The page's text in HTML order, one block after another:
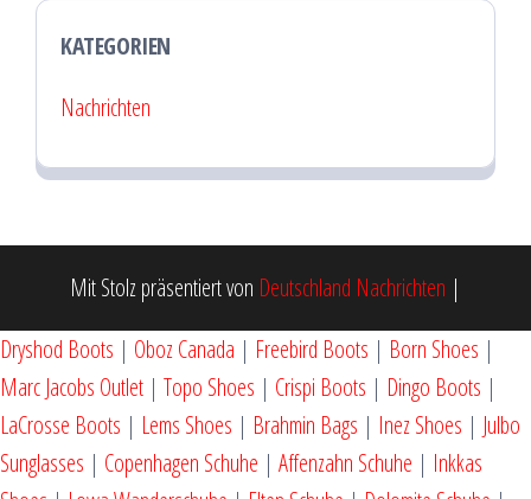
KATEGORIEN
Nachrichten
Mit Stolz präsentiert von Deutschland Nachrichten |
Dryshod Boots | Oboz Canada | Freebird Boots | Born Shoes |
Marc Jacobs Outlet | Topo Shoes | Crispi Boots | Dingo Boots |
LaCrosse Boots | Lems Shoes | Brahmin Bags | Inez Shoes | Julbo
Sunglasses | Copenhagen Schuhe | Affenzahn Schuhe | Inkkas